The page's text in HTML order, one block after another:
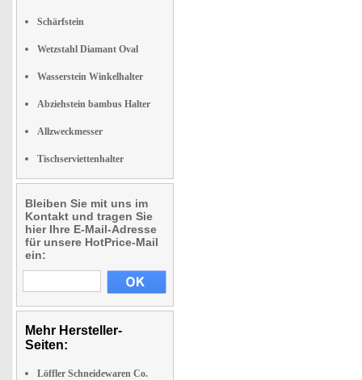
Schärfstein
Wetzstahl Diamant Oval
Wasserstein Winkelhalter
Abziehstein bambus Halter
Allzweckmesser
Tischserviettenhalter
Bleiben Sie mit uns im
Kontakt und tragen Sie
hier Ihre E-Mail-Adresse
für unsere HotPrice-Mail
ein:
Mehr Hersteller-
Seiten:
Löffler Schneidewaren Co.